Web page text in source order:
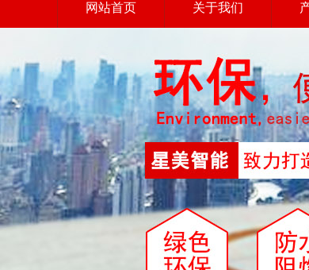
网站首页 关于我们